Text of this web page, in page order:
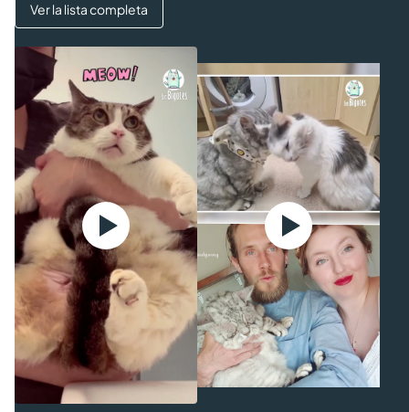
Ver la lista completa